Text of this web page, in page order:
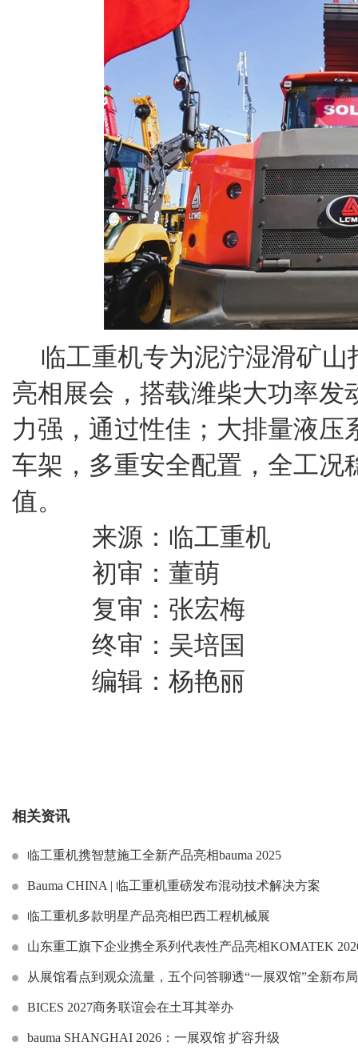
临工重机专为泥泞湿滑矿山
亮相展会，搭载潍柴大功率发
力强，通过性佳；大排量液压
车架，多重安全配置，全工况
值。
来源：临工重机
初审：董萌
复审：张宏梅
终审：吴培国
编辑：杨艳丽
相关资讯
临工重机携智慧施工全新产品亮相bauma 2025
Bauma CHINA | 临工重机重磅发布混动技术解决方案
临工重机多款明星产品亮相巴西工程机械展
山东重工旗下企业携全系列代表性产品亮相KOMATEK
从展馆看点到观众流量，五个问答聊透“一展双馆”全新布局
BICES 2027商务联谊会在土耳其举办
bauma SHANGHAI 2026：一展双馆 扩容升级